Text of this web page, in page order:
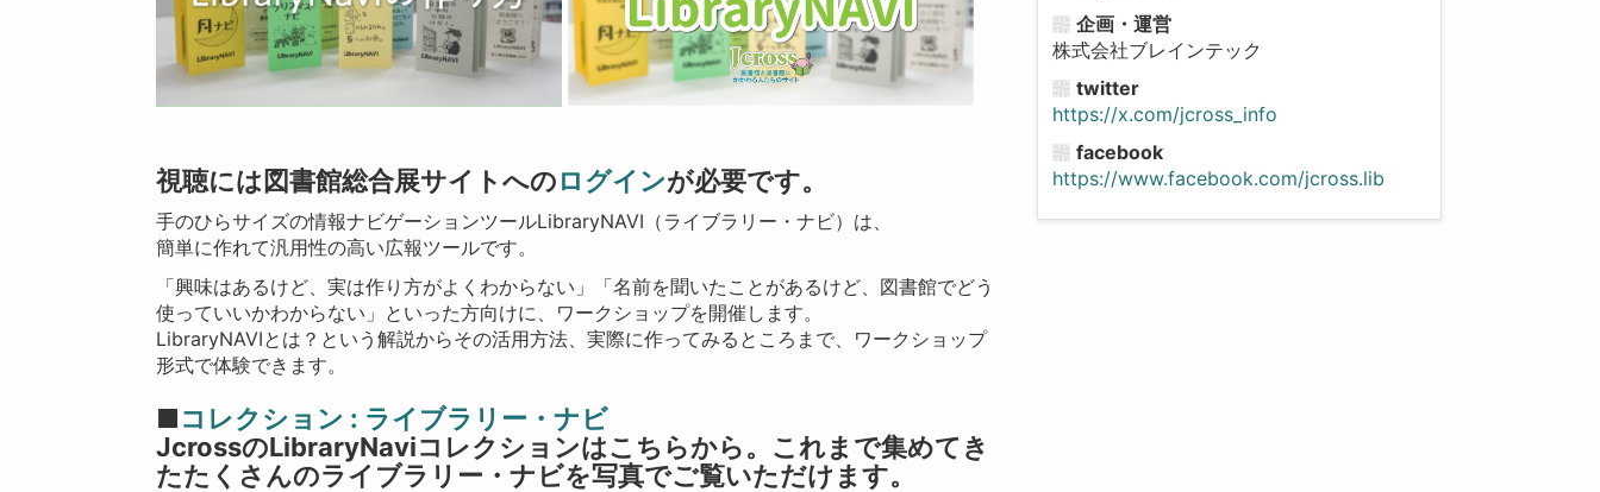
視聴には図書館総合展サイトへのログインが必要です。
手のひらサイズの情報ナビゲーションツールLibraryNAVI（ライブラリー・ナビ）は、
簡単に作れて汎用性の高い広報ツールです。
「興味はあるけど、実は作り方がよくわからない」「名前を聞いたことがあるけど、図書館でどう
使っていいかわからない」といった方向けに、ワークショップを開催します。
LibraryNAVIとは？という解説からその活用方法、実際に作ってみるところまで、ワークショップ
形式で体験できます。
■コレクション : ライブラリー・ナビ
JcrossのLibraryNaviコレクションはこちらから。これまで集めてき
たたくさんのライブラリー・ナビを写真でご覧いただけます。
企画・運営
株式会社ブレインテック
twitter
https://x.com/jcross_info
facebook
https://www.facebook.com/jcross.lib